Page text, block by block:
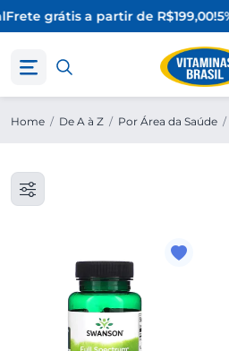
Frete grátis a partir de R$199,00!
Home / De A à Z / Por Área da Saúde /